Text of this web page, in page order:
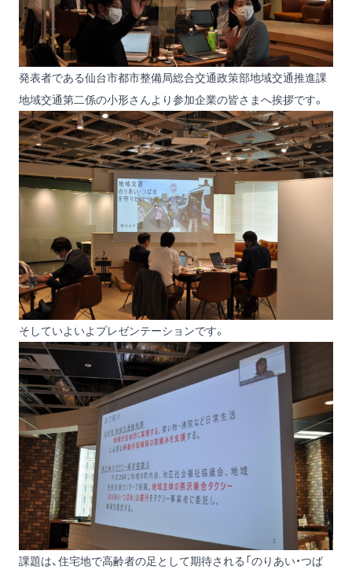
発表者である仙台市都市整備局総合交通政策部地域交通推進課
地域交通第二係の小形さんより参加企業の皆さまへ挨拶です。
そしていよいよプレゼンテーションです。
課題は、住宅地で高齢者の足として期待される「のりあい・つば